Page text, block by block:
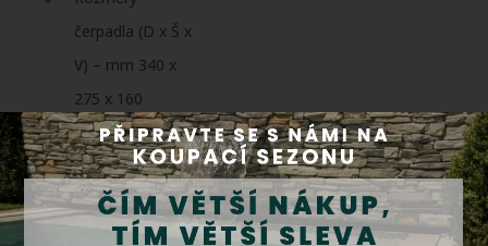
čerpadla (D x Š x
V) – mm 340 x
275 x 160
Jmenovité napětí
čerpadla 220 -
240 V / 50 - 60